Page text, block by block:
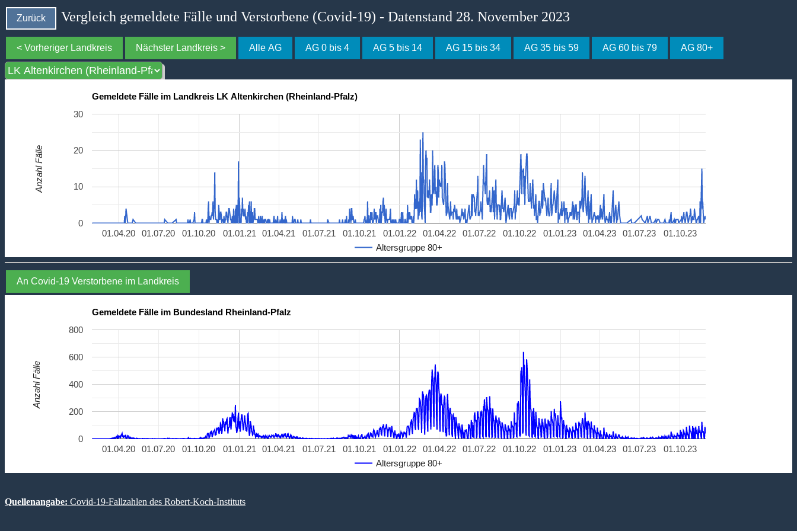
Zurück Vergleich gemeldete Fälle und Verstorbene (Covid-19) - Datenstand 28. November 2023
< Vorheriger Landkreis Nächster Landkreis > Alle AG AG 0 bis 4 AG 5 bis 14 AG 15 bis 34 AG 35 bis 59 AG 60 bis 79 AG 80+
Gemeldete Fälle im Landkreis LK Altenkirchen (Rheinland-Pfalz)
Altersgruppe 80+
01.01.21 01.01.22 01.01.23
01.04.20 01.07.20 01.10.20 01.04.21 01.07.21 01.10.21 01.04.22 01.07.22 01.10.22 01.04.23 01.07.23 01.10.23
0
10
20
30
Anzahl Fälle
An Covid-19 Verstorbene im Landkreis
Gemeldete Fälle im Bundesland Rheinland-Pfalz
Altersgruppe 80+
01.01.21 01.01.22 01.01.23
01.04.20 01.07.20 01.10.20 01.04.21 01.07.21 01.10.21 01.04.22 01.07.22 01.10.22 01.04.23 01.07.23 01.10.23
0
200
400
600
800
Anzahl Fälle
Quellenangabe: Covid-19-Fallzahlen des Robert-Koch-Instituts